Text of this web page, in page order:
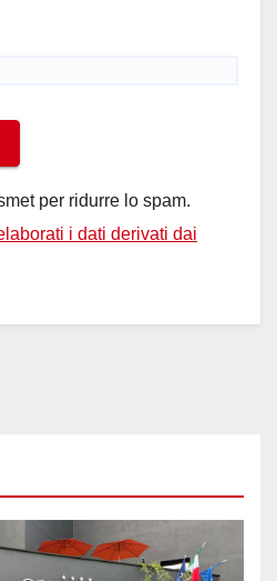
per ridurre lo spam.
i dati derivati dai